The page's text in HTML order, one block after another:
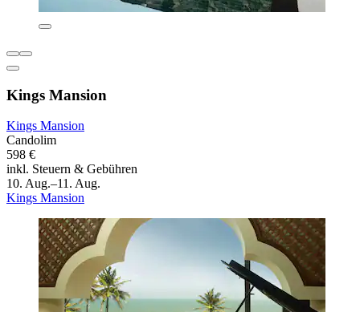
Kings Mansion
Kings Mansion
Candolim
598 €
inkl. Steuern & Gebühren
10. Aug.–11. Aug.
Kings Mansion